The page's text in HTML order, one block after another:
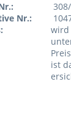
Nr.:
wird
ist